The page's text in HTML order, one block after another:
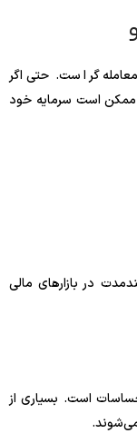
است. حتی اگر
ممکن است سرمایه خود
در بازارهای مالی
است. بسیاری از